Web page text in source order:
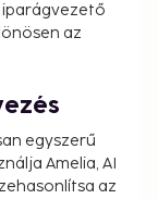
iparágvezető
az
egyszerű
Amelia, AI
az